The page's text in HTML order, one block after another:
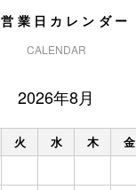
営業日カレンダー
CALENDAR
2026年8月
火 水 木 金